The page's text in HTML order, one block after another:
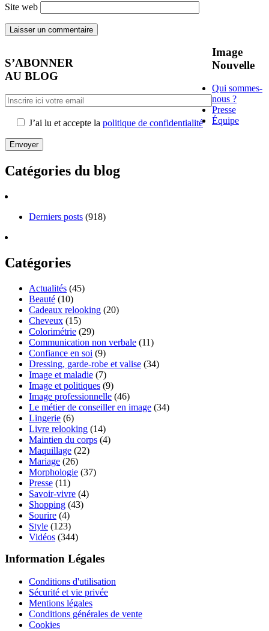
Site web
S’ABONNER
AU BLOG
J’ai lu et accepte la politique de confidentialité
Catégories du blog
Derniers posts (918)
Catégories
Actualités (45)
Beauté (10)
Cadeaux relooking (20)
Cheveux (15)
Colorimétrie (29)
Communication non verbale (11)
Confiance en soi (9)
Dressing, garde-robe et valise (34)
Image et maladie (7)
Image et politiques (9)
Image professionnelle (46)
Le métier de conseiller en image (34)
Lingerie (6)
Livre relooking (14)
Maintien du corps (4)
Maquillage (22)
Mariage (26)
Morphologie (37)
Presse (11)
Savoir-vivre (4)
Shopping (43)
Sourire (4)
Style (123)
Vidéos (344)
Image
Nouvelle
Qui sommes-
nous ?
Presse
Équipe
Information Légales
Conditions d'utilisation
Sécurité et vie privée
Mentions légales
Conditions générales de vente
Cookies